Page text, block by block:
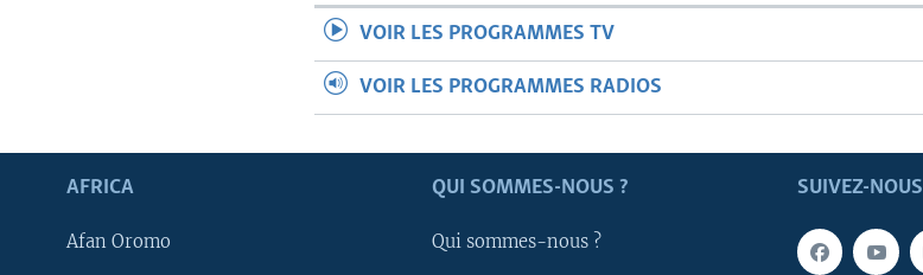
VOIR LES PROGRAMMES TV
VOIR LES PROGRAMMES RADIOS
SUIVEZ-NOUS
AFRICA
Afan Oromo
QUI SOMMES-NOUS ?
Qui sommes-nous ?